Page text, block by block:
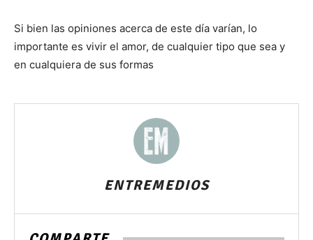
Si bien las opiniones acerca de este día varían, lo
importante es vivir el amor, de cualquier tipo que sea y
en cualquiera de sus formas
ENTREMEDIOS